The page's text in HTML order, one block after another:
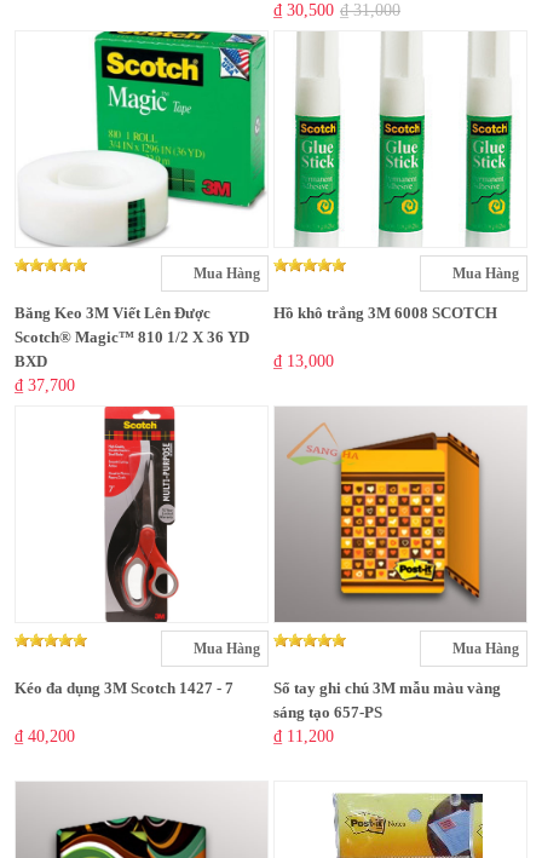
₫ 30,500 ₫ 31,000
Mua Hàng
Băng Keo 3M Viết Lên Được
Scotch® Magic™ 810 1/2 X 36 YD
BXD
₫ 37,700
Mua Hàng
Hồ khô trắng 3M 6008 SCOTCH
₫ 13,000
Mua Hàng
Kéo đa dụng 3M Scotch 1427 - 7
₫ 40,200
Mua Hàng
Sổ tay ghi chú 3M mẫu màu vàng
sáng tạo 657-PS
₫ 11,200